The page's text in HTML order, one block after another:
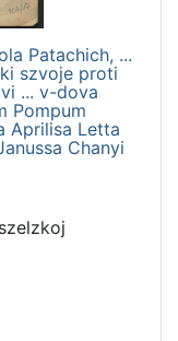
Patachich, ...
szvoje proti
... v-dova
Pompum
Aprilisa Letta
Chanyi